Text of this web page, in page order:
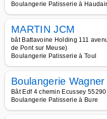
Boulangerie Patisserie à
MARTIN JCM
bât Battavoine Holding 111
de Pont sur Meuse)
Boulangerie Patisserie à Toul
Boulangerie Wagner
Bât Edf 4 chemin Ecussey
Boulangerie Patisserie à Bure